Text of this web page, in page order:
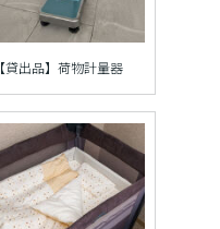
【貸出品】荷物計量器